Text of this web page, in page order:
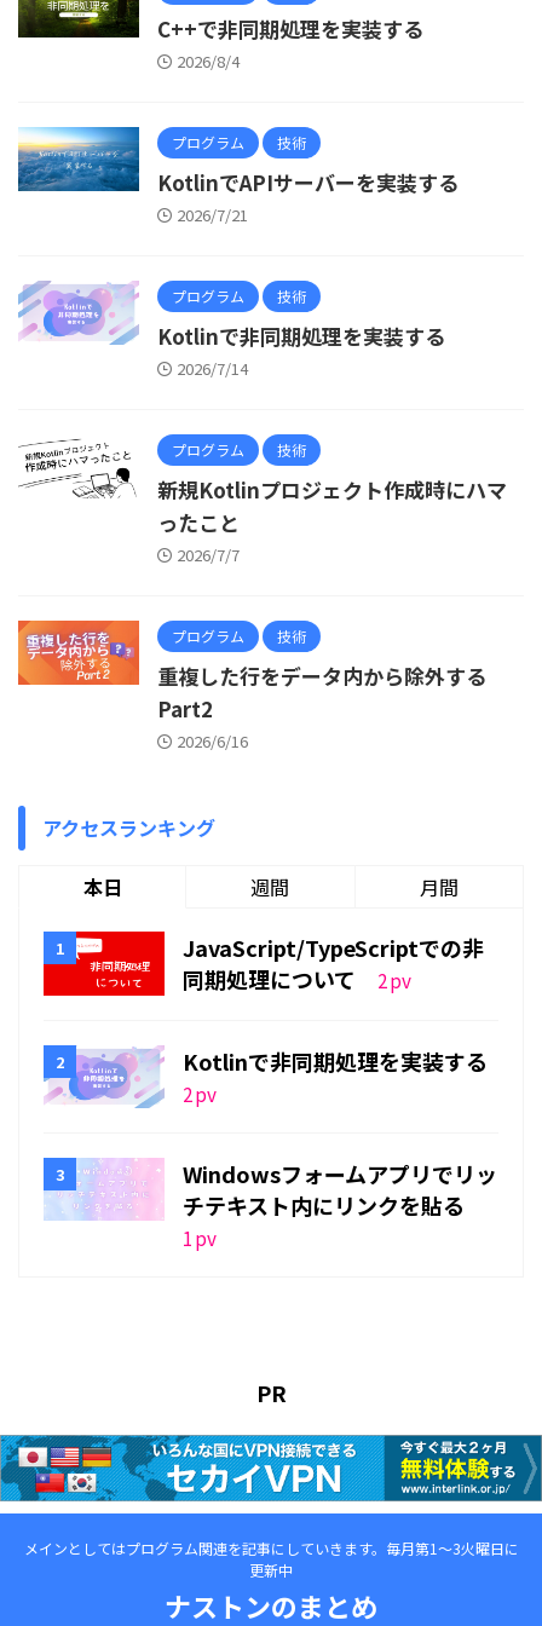
C++で非同期処理を実装する
2026/8/4
プログラム 技術
KotlinでAPIサーバーを実装する
2026/7/21
プログラム 技術
Kotlinで非同期処理を実装する
2026/7/14
プログラム 技術
新規Kotlinプロジェクト作成時にハマ
ったこと
2026/7/7
プログラム 技術
重複した行をデータ内から除外する
Part2
2026/6/16
アクセスランキング
本日 週間 月間
JavaScript/TypeScriptでの非
同期処理について
2pv
Kotlinで非同期処理を実装する
2pv
Windowsフォームアプリでリッ
チテキスト内にリンクを貼る
1pv
PR
メインとしてはプログラム関連を記事にしていきます。毎月第1～3火曜日に
更新中
ナストンのまとめ